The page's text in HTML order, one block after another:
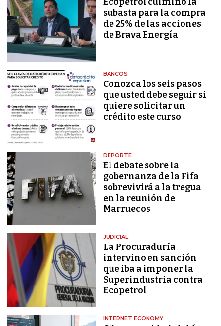
subasta para la compra
de 25% de las acciones
de Brava Energía
BANCOS
Conozca los seis pasos
que usted debe seguir si
quiere solicitar un
crédito este curso
DEPORTE
El debate sobre la
gobernanza de la Fifa
sobrevivirá a la tregua
en la reunión de
Marruecos
JUDICIAL
La Procuraduría
intervino en sanción
que iba a imponer la
Superindustria contra
Ecopetrol
INTERNET ECONOMY